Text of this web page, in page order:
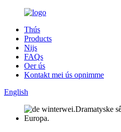
Thús
Products
Nijs
FAQs
Oer ús
Kontakt mei ús opnimme
English